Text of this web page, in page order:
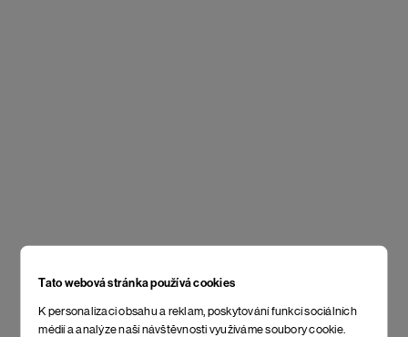
Tato webová stránka používá cookies
K personalizaci obsahu a reklam, poskytování funkcí sociálních
médií a analýze naší návštěvnosti využíváme soubory cookie.